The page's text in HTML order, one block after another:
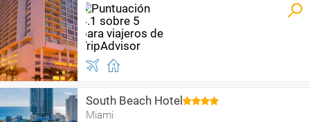
South Beach Hotel
Miami